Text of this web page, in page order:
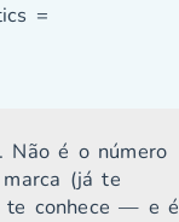
=
Não é o número
(já te
te conhece — e é